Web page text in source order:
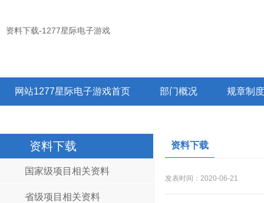
资料下载-1277星际电子游戏
网站1277星际电子游戏首页 部门概况 规章制度
资料下载
国家级项目相关资料
省级项目相关资料
资料下载
发表时间：2020-06-21